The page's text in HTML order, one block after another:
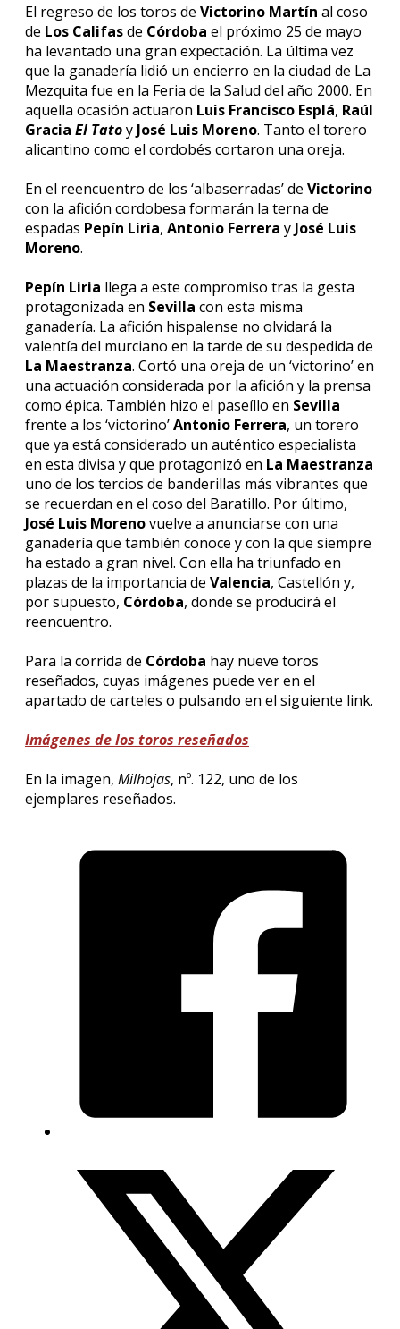
El regreso de los toros de Victorino Martín al coso
de Los Califasde Córdoba el próximo 25 de mayo
ha levantado una gran expectación. La última vez
que la ganadería lidió un encierro en la ciudad de La
Mezquita fue en la Feria de la Salud del año 2000. En
aquella ocasión actuaron Luis Francisco Esplá, Raúl
Gracia El Tatoy José Luis Moreno. Tanto el torero
alicantino como el cordobés cortaron una oreja.
En el reencuentro de los ‘albaserradas’ de Victorino
con la afición cordobesa formarán la terna de
espadas Pepín Liria, Antonio Ferrera y José Luis
Moreno.
Pepín Liria llega a este compromiso tras la gesta
protagonizada en Sevilla con esta misma
ganadería. La afición hispalense no olvidará la
valentía del murciano en la tarde de su despedida de
La Maestranza. Cortó una oreja de un ‘victorino’ en
una actuación considerada por la afición y la prensa
como épica. También hizo el paseíllo en Sevilla
frente a los ‘victorino’Antonio Ferrera, un torero
que ya está considerado un auténtico especialista
en esta divisa y que protagonizó en La Maestranza
uno de los tercios de banderillas más vibrantes que
se recuerdan en el coso del Baratillo. Por último,
José Luis Morenovuelve a anunciarse con una
ganadería que también conoce y con la que siempre
ha estado a gran nivel. Con ella ha triunfado en
plazas de la importancia de Valencia, Castellón y,
por supuesto, Córdoba, donde se producirá el
reencuentro.
Para la corrida de Córdoba hay nueve toros
reseñados, cuyas imágenes puede ver en el
apartado de carteles o pulsando en el siguiente link.
Imágenes de los toros reseñados
En la imagen, Milhojas, nº. 122, uno de los
ejemplares reseñados.